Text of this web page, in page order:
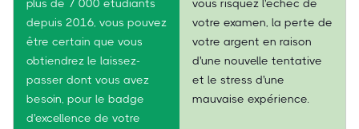
plus de 7 000 étudiants
depuis 2016, vous pouvez
être certain que vous
obtiendrez le laissez-
passer dont vous avez
besoin, pour le badge
d'excellence de votre
vous risquez l'échec de
votre examen, la perte de
votre argent en raison
d'une nouvelle tentative
et le stress d'une
mauvaise expérience.